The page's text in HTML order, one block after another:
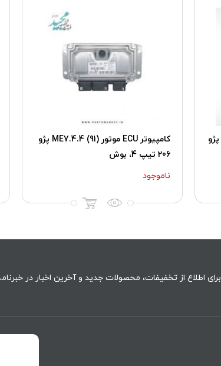
کامپیوتر ECU موتور (07) ME7.4.4 پژو
کامپیوتر ECU موتور (91) ME7.4.4 پژو
206 تیپ 4، بوش
ناموجود
برای اطلاع از تخفیفات، محصولات جدید و آخرین اخبار در